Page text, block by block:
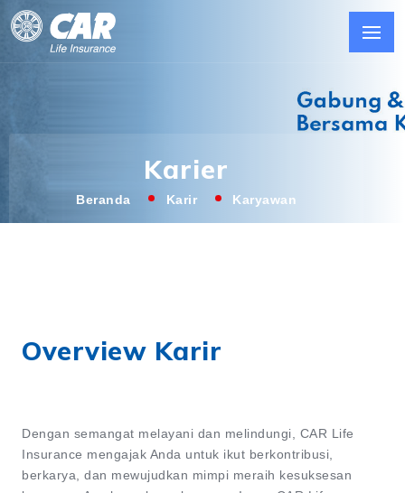
Karier
Beranda Karir Karyawan
Overview Karir
Dengan semangat melayani dan melindungi, CAR Life
Insurance mengajak Anda untuk ikut berkontribusi,
berkarya, dan mewujudkan mimpi meraih kesuksesan